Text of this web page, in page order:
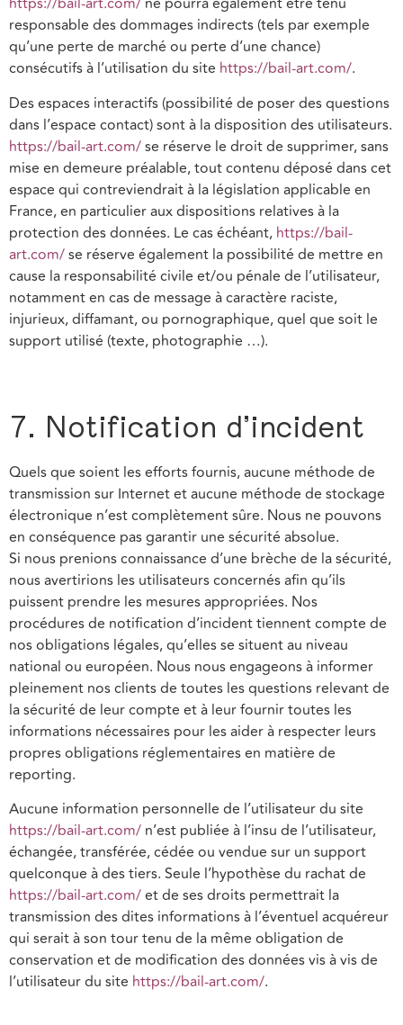
responsable des dommages indirects (tels par exemple
qu’une perte de marché ou perte d’une chance)
consécutifs à l’utilisation du site https://bail-art.com/.
Des espaces interactifs (possibilité de poser des questions
dans l’espace contact) sont à la disposition des utilisateurs.
https://bail-art.com/se réserve le droit de supprimer, sans
mise en demeure préalable, tout contenu déposé dans cet
espace qui contreviendrait à la législation applicable en
France, en particulier aux dispositions relatives à la
protection des données. Le cas échéant, https://bail-
art.com/se réserve également la possibilité de mettre en
cause la responsabilité civile et/ou pénale de l’utilisateur,
notamment en cas de message à caractère raciste,
injurieux, diffamant, ou pornographique, quel que soit le
support utilisé (texte, photographie …).
7. Notification d’incident
Quels que soient les efforts fournis, aucune méthode de
transmission sur Internet et aucune méthode de stockage
électronique n’est complètement sûre. Nous ne pouvons
en conséquence pas garantir une sécurité absolue.
Si nous prenions connaissance d’une brèche de la sécurité,
nous avertirions les utilisateurs concernés afin qu’ils
puissent prendre les mesures appropriées. Nos
procédures de notification d’incident tiennent compte de
nos obligations légales, qu’elles se situent au niveau
national ou européen. Nous nous engageons à informer
pleinement nos clients de toutes les questions relevant de
la sécurité de leur compte et à leur fournir toutes les
informations nécessaires pour les aider à respecter leurs
propres obligations réglementaires en matière de
reporting.
Aucune information personnelle de l’utilisateur du site
https://bail-art.com/ n’est publiée à l’insu de l’utilisateur,
échangée, transférée, cédée ou vendue sur un support
quelconque à des tiers. Seule l’hypothèse du rachat de
https://bail-art.com/et de ses droits permettrait la
transmission des dites informations à l’éventuel acquéreur
qui serait à son tour tenu de la même obligation de
conservation et de modification des données vis à vis de
l’utilisateur du site https://bail-art.com/.